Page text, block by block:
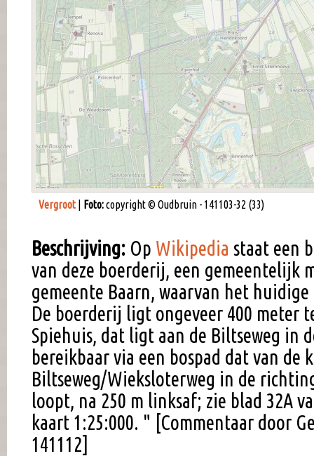
Vergroot Foto:copyright © Oudbruin - 141103-32 (33)
Beschrijving: Op Wikipedia staat een
van deze boerderij, een gemeentelijk
gemeente Baarn, waarvan het
De boerderij ligt ongeveer 400 meter
Spiehuis, dat ligt aan de Biltseweg in
bereikbaar via een bospad dat van de
Biltseweg/Wieksloterweg in de
loopt, na 250 m linksaf; zie blad 32A
kaart 1:25:000. " [Commentaar door
141112]